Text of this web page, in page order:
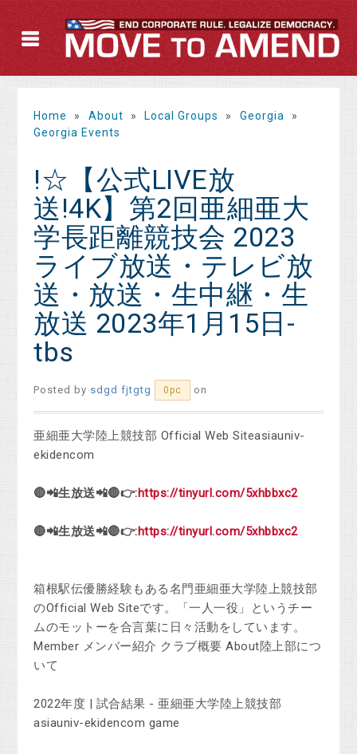
Home » About » Local Groups » Georgia
»
Georgia Events
!☆【公式LIVE放
送!4K】第2回亜細亜大
学長距離競技会 2023
ライブ放送・テレビ放
送・放送・生中継・生
放送 2023年1月15日-
tbs
Posted by sdgd fjtgtg 0pc on
亜細亜大学陸上競技部 Official Web Siteasiauniv-
ekidencom
🔴📲生放送📲🔴👉:https://tinyurl.com/5xhbbxc2
🔴📲生放送📲🔴👉:https://tinyurl.com/5xhbbxc2
箱根駅伝優勝経験もある名門亜細亜大学陸上競技部
のOfficial Web Siteです。「一人一役」というチー
ムのモットーを合言葉に日々活動をしています。
‎Member メンバー紹介 ‎クラブ概要 ‎About陸上部につ
いて
2022年度 | 試合結果 - 亜細亜大学陸上競技部
asiauniv-ekidencom game